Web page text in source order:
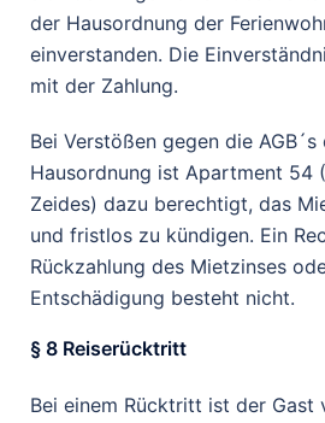
der Hausordnung der
einverstanden. Die
mit der Zahlung.
Bei Verstößen gegen die
Hausordnung ist Apartment 54
Zeides) dazu berechtigt, das
und fristlos zu kündigen. Ein
Rückzahlung des Mietzinses
Entschädigung besteht nicht.
§ 8 Reiserücktritt
Bei einem Rücktritt ist der Gast